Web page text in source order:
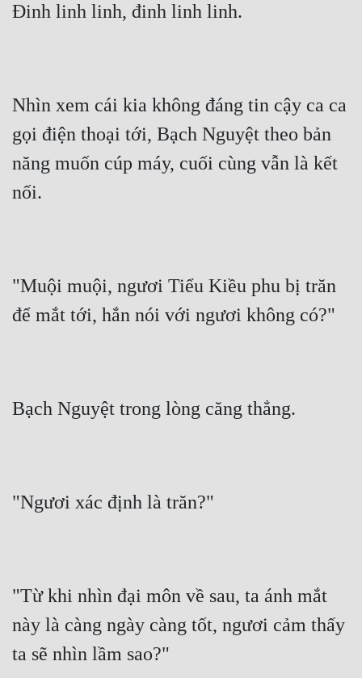
Đinh linh linh, đinh linh linh.
Nhìn xem cái kia không đáng tin cậy ca ca
gọi điện thoại tới, Bạch Nguyệt theo bản
năng muốn cúp máy, cuối cùng vẫn là kết
nối.
"Muội muội, ngươi Tiểu Kiều phu bị trăn
để mắt tới, hắn nói với ngươi không có?"
Bạch Nguyệt trong lòng căng thẳng.
"Ngươi xác định là trăn?"
"Từ khi nhìn đại môn về sau, ta ánh mắt
này là càng ngày càng tốt, ngươi cảm thấy
ta sẽ nhìn lầm sao?"